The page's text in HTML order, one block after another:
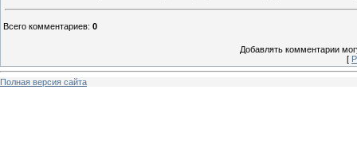
Всего комментариев: 0
Добавлять комментарии
[
Полная версия сайта